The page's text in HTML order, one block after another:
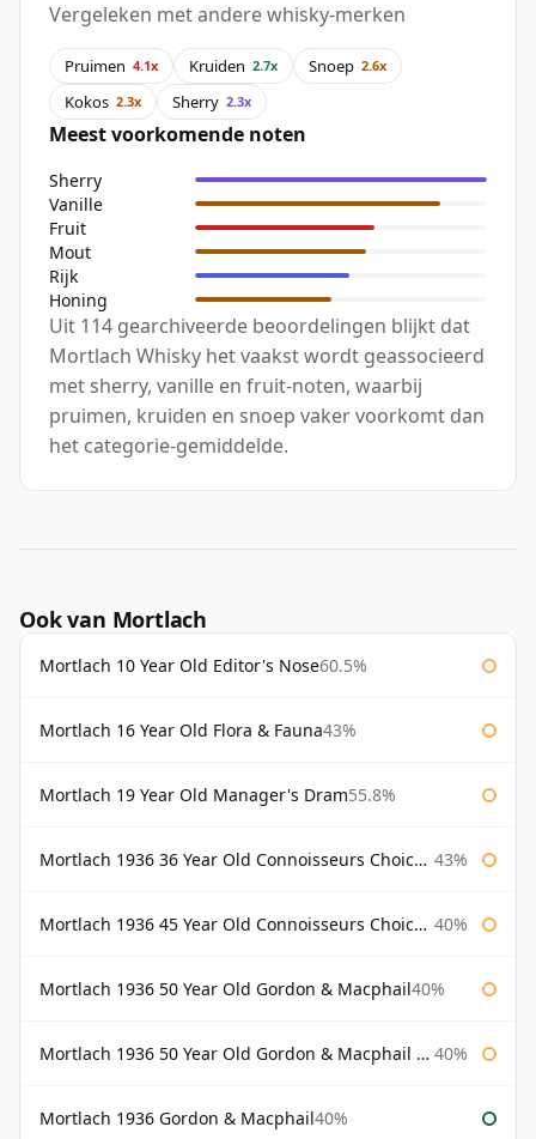
Vergeleken met andere whisky-merken
Pruimen 4.1x Kruiden 2.7x Snoep 2.6x
Kokos 2.3x Sherry 2.3x
Meest voorkomende noten
Sherry
Vanille
Fruit
Mout
Rijk
Honing
Uit 114 gearchiveerde beoordelingen blijkt dat
Mortlach Whisky het vaakst wordt geassocieerd
met sherry, vanille en fruit-noten, waarbij
pruimen, kruiden en snoep vaker voorkomt dan
het categorie-gemiddelde.
Ook van Mortlach
Mortlach 10 Year Old Editor's Nose60.5%
Mortlach 16 Year Old Flora & Fauna43%
Mortlach 19 Year Old Manager's Dram55.8%
Mortlach 1936 36 Year Old Connoisseurs Choice Gordon & Macphail 43%
Mortlach 1936 45 Year Old Connoisseurs Choice Gordon & Macphail 40%
Mortlach 1936 50 Year Old Gordon & Macphail40%
Mortlach 1936 50 Year Old Gordon & Macphail 75cl 40%
Mortlach 1936 Gordon & Macphail40%